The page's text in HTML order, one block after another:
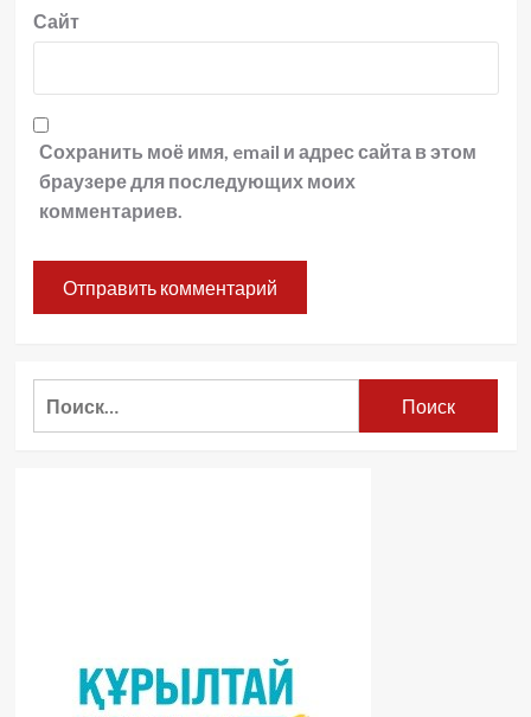
Сайт
Сохранить моё имя, email и адрес сайта в этом
браузере для последующих моих
комментариев.